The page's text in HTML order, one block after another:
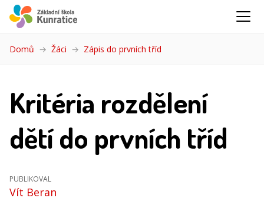
Domů Žáci Zápis do prvních tříd
Kritéria rozdělení
dětí do prvních tříd
PUBLIKOVAL
Vít Beran